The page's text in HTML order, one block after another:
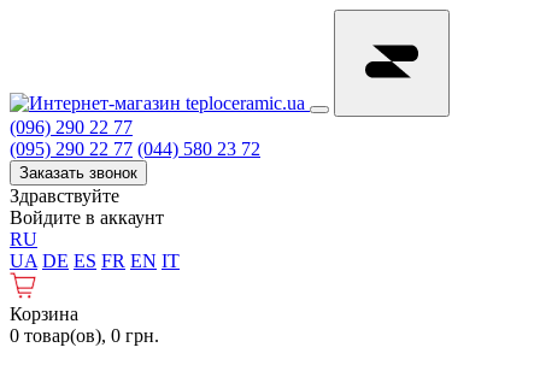
(096) 290 22 77
(095) 290 22 77 (044) 580 23 72
Заказать звонок
Здравствуйте
Войдите в аккаунт
RU
UA DE ES FR EN IT
Корзина
0 товар(ов), 0 грн.